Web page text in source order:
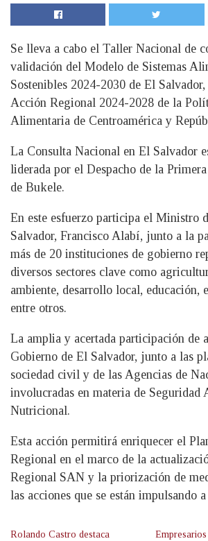
Se lleva a cabo el Taller Nacional de
validación del Modelo de Sistemas
Sostenibles 2024-2030 de El
Acción Regional 2024-2028 de la
Alimentaria de Centroamérica y
La Consulta Nacional en El Salvador
liderada por el Despacho de la
de Bukele.
En este esfuerzo participa el Ministro
Salvador, Francisco Alabí, junto a la
más de 20 instituciones de gobierno
diversos sectores clave como
ambiente, desarrollo local, educación,
entre otros.
La amplia y acertada participación de
Gobierno de El Salvador, junto a las
sociedad civil y de las Agencias de
involucradas en materia de Seguridad
Nutricional.
Esta acción permitirá enriquecer el
Regional en el marco de la
Regional SAN y la priorización de
las acciones que se están impulsando
Rolando Castro destaca